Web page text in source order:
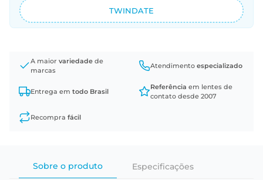
TWINDATE
A maior variedade de
marcas
Atendimento especializado
Entrega em todo Brasil
Referência em lentes de
contato desde 2007
Recompra fácil
Sobre o produto Especificações